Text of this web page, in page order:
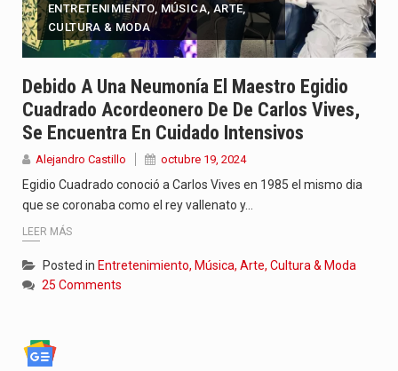
ENTRETENIMIENTO, MÚSICA, ARTE,
CULTURA & MODA
Debido A Una Neumonía El Maestro Egidio
Cuadrado Acordeonero De De Carlos Vives,
Se Encuentra En Cuidado Intensivos
Alejandro Castillo octubre 19, 2024
Egidio Cuadrado conoció a Carlos Vives en 1985 el mismo dia
que se coronaba como el rey vallenato y…
LEER MÁS
Posted in Entretenimiento, Música, Arte, Cultura & Moda
25 Comments